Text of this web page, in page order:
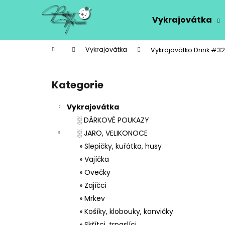
Vykrajovátka
Domů Vykrajovátka Vykrajovátko Drink
Přeskočit
kategorie
Kategorie
Vykrajovátka
░ DÁRKOVÉ POUKAZY
░ JARO, VELIKONOCE
» Slepičky, kuřátka, husy
» Vajíčka
» Ovečky
» Zajíčci
» Mrkev
» Košíky, klobouky, konvičky
í
Zpět
do
Zpět
do